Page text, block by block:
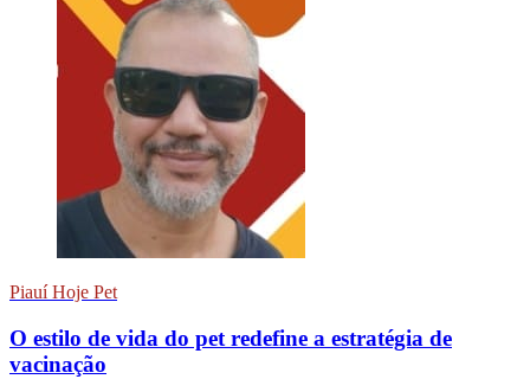
Piauí Hoje Pet
O estilo de vida do pet redefine a estratégia de
vacinação